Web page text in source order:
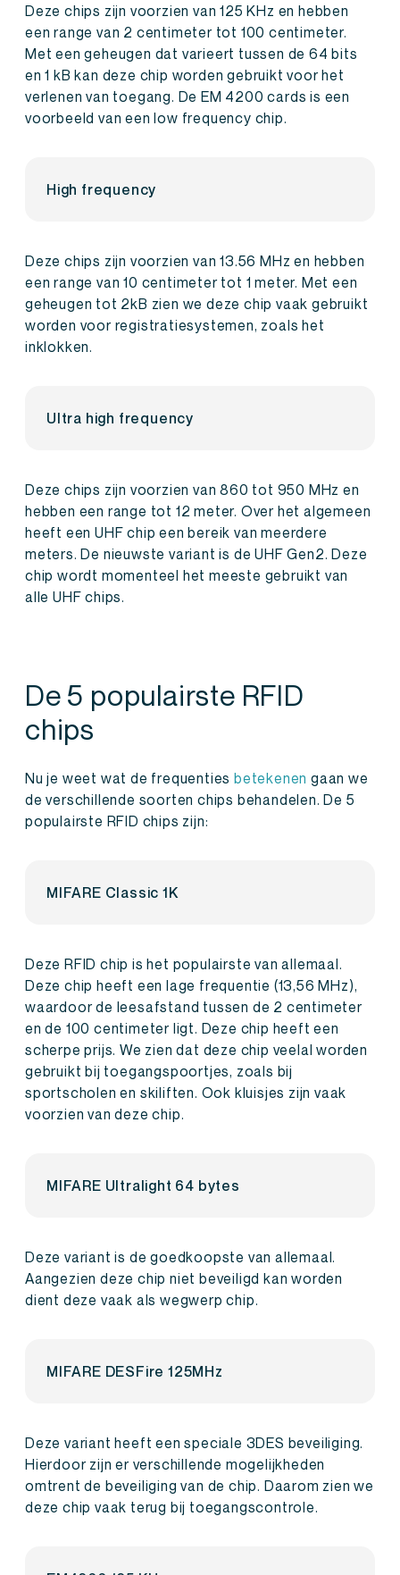
Deze chips zijn voorzien van 125 KHz en hebben
een range van 2 centimeter tot 100 centimeter.
Met een geheugen dat varieert tussen de 64 bits
en 1 kB kan deze chip worden gebruikt voor het
verlenen van toegang. De EM 4200 cards is een
voorbeeld van een low frequency chip.
High frequency
Deze chips zijn voorzien van 13.56 MHz en hebben
een range van 10 centimeter tot 1 meter. Met een
geheugen tot 2kB zien we deze chip vaak gebruikt
worden voor registratiesystemen, zoals het
inklokken.
Ultra high frequency
Deze chips zijn voorzien van 860 tot 950 MHz en
hebben een range tot 12 meter. Over het algemeen
heeft een UHF chip een bereik van meerdere
meters. De nieuwste variant is de UHF Gen2. Deze
chip wordt momenteel het meeste gebruikt van
alle UHF chips.
De 5 populairste RFID
chips
Nu je weet wat de frequentiesbetekenen gaan we
de verschillende soorten chips behandelen. De 5
populairste RFID chips zijn:
MIFARE Classic 1K
Deze RFID chip is het populairste van allemaal.
Deze chip heeft een lage frequentie (13,56 MHz),
waardoor de leesafstand tussen de 2 centimeter
en de 100 centimeter ligt. Deze chip heeft een
scherpe prijs. We zien dat deze chip veelal worden
gebruikt bij toegangspoortjes, zoals bij
sportscholen en skiliften. Ook kluisjes zijn vaak
voorzien van deze chip.
MIFARE Ultralight 64 bytes
Deze variant is de goedkoopste van allemaal.
Aangezien deze chip niet beveiligd kan worden
dient deze vaak als wegwerp chip.
MIFARE DESFire 125MHz
Deze variant heeft een speciale 3DES beveiliging.
Hierdoor zijn er verschillende mogelijkheden
omtrent de beveiliging van de chip. Daarom zien we
deze chip vaak terug bij toegangscontrole.